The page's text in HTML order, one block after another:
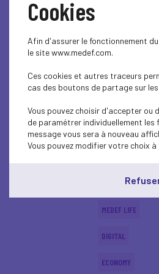
ECONOMY
DIGITAL
ECONOMY
MEDEF LIFE
DIGITAL
ECONOMY
Cookies
Afin d'assurer le fonctionnement
le site www.medef.com.
Ces cookies et autres traceurs
cas des boutons de partage sur
Vous pouvez choisir d'accepter ou
de paramétrer individuellement
message vous sera à nouveau
Vous pouvez modifier votre choix